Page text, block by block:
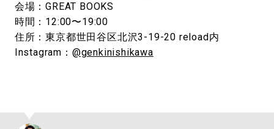
会場：GREAT BOOKS
時間：12:00〜19:00
住所：東京都世田谷区北沢3-19-20 reload内
Instagram： @genkinishikawa